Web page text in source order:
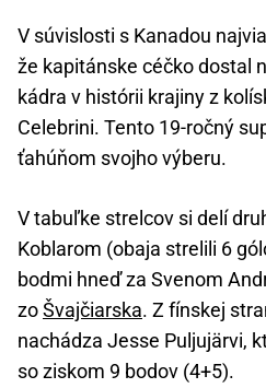
V súvislosti s Kanadou
že kapitánske céčko dostal
kádra v histórii krajiny z
Celebrini. Tento 19-ročný
ťahúňom svojho výberu.
V tabuľke strelcov si delí
Koblarom (obaja strelili 6
bodmi hneď za Svenom
zoŠvajčiarska. Z fínskej
nachádza Jesse Puljujärvi,
so ziskom 9 bodov (4+5).